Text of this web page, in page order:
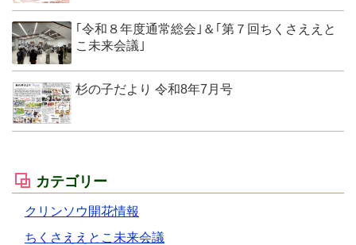
｢令和８年度通常総会｣＆｢第７回ちくさええと
こ未来会議｣
杉の子だより 令和8年7月号
カテゴリー
クリンソウ開花情報
ちくさええとこ未来会議